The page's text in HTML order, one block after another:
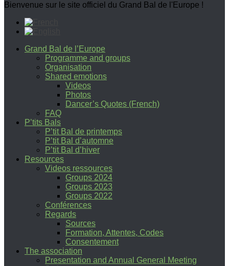
Bienvenue sur le site officiel du Grand Bal de l'Europe !
Grand Bal de l’Europe
Programme and groups
Organisation
Shared emotions
Videos
Photos
Dancer’s Quotes (French)
FAQ
P’tits Bals
P’tit Bal de printemps
P’tit Bal d’automne
P’tit Bal d’hiver
Resources
Videos ressources
Groups 2024
Groups 2023
Groups 2022
Conférences
Regards
Sources
Formation, Attentes, Codes
Consentement
The association
Presentation and Annual General Meeting